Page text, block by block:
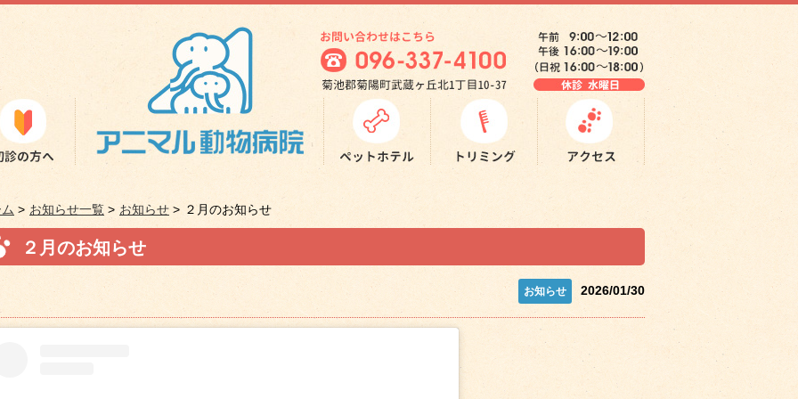
> お知らせ一覧 > お知らせ > ２月のお知らせ
２月のお知らせ
2026/01/30